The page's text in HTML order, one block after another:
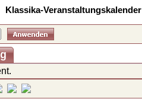
Klassika-Veranstaltungskalender